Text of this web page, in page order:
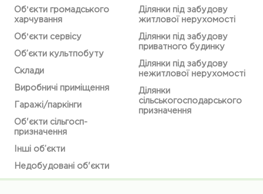
Обʼєкти громадського
харчування
Обʼєкти сервісу
Об’єкти культпобуту
Склади
Виробничі приміщення
Гаражі/паркінги
Об'єкти сільгосп-
призначення
Інші об’єкти
Недобудовані об'єкти
Ділянки під забудову
житлової нерухомості
Ділянки під забудову
приватного будинку
Ділянки під забудову
нежитлової нерухомості
Ділянки
сільськогосподарського
призначення